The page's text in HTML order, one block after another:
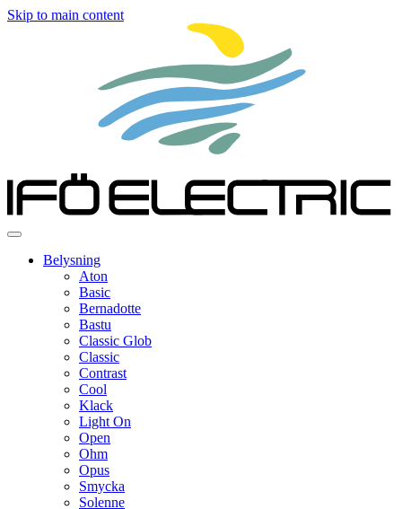
Skip to main content
Belysning
Aton
Basic
Bernadotte
Bastu
Classic Glob
Classic
Contrast
Cool
Klack
Light On
Open
Ohm
Opus
Smycka
Solenne